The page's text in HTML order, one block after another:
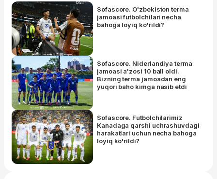
Sofascore. O'zbekiston terma
jamoasi futbolchilari necha
bahoga loyiq ko'rildi?
Sofascore. Niderlandiya terma
jamoasi a'zosi 10 ball oldi.
Bizning terma jamoadan eng
yuqori baho kimga nasib etdi
Sofascore. Futbolchilarimiz
Kanadaga qarshi uchrashuvdagi
harakatlari uchun necha bahoga
loyiq ko'rildi?